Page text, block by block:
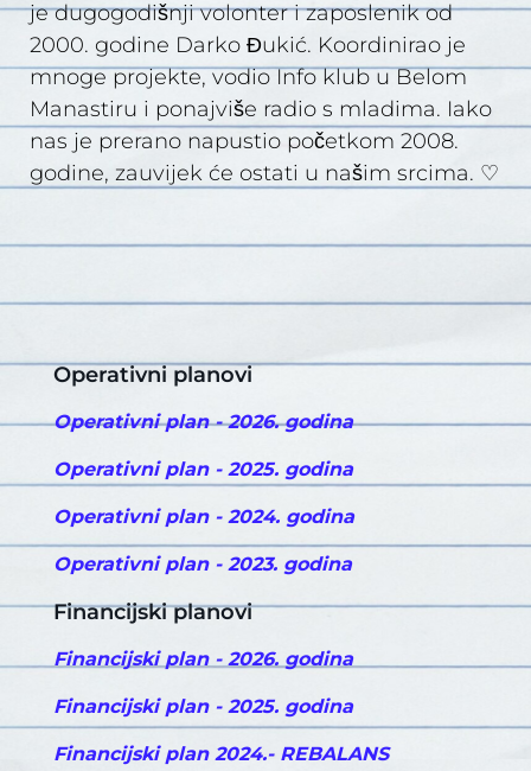
je dugogodišnji volonter i zaposlenik od
2000. godine Darko Đukić. Koordinirao je
mnoge projekte, vodio Info klub u Belom
Manastiru i ponajviše radio s mladima. Iako
nas je prerano napustio početkom 2008.
godine, zauvijek će ostati u našim srcima. ♡
Operativni planovi
Operativni plan - 2026. godina
Operativni plan - 2025. godina
Operativni plan - 2024. godina
Operativni plan - 2023. godina
Financijski planovi
Financijski plan - 2026. godina
Financijski plan - 2025. godina
Financijski plan 2024.- REBALANS